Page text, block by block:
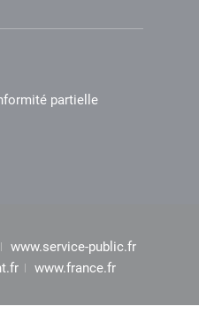
partielle
www.service-public.fr
www.france.fr